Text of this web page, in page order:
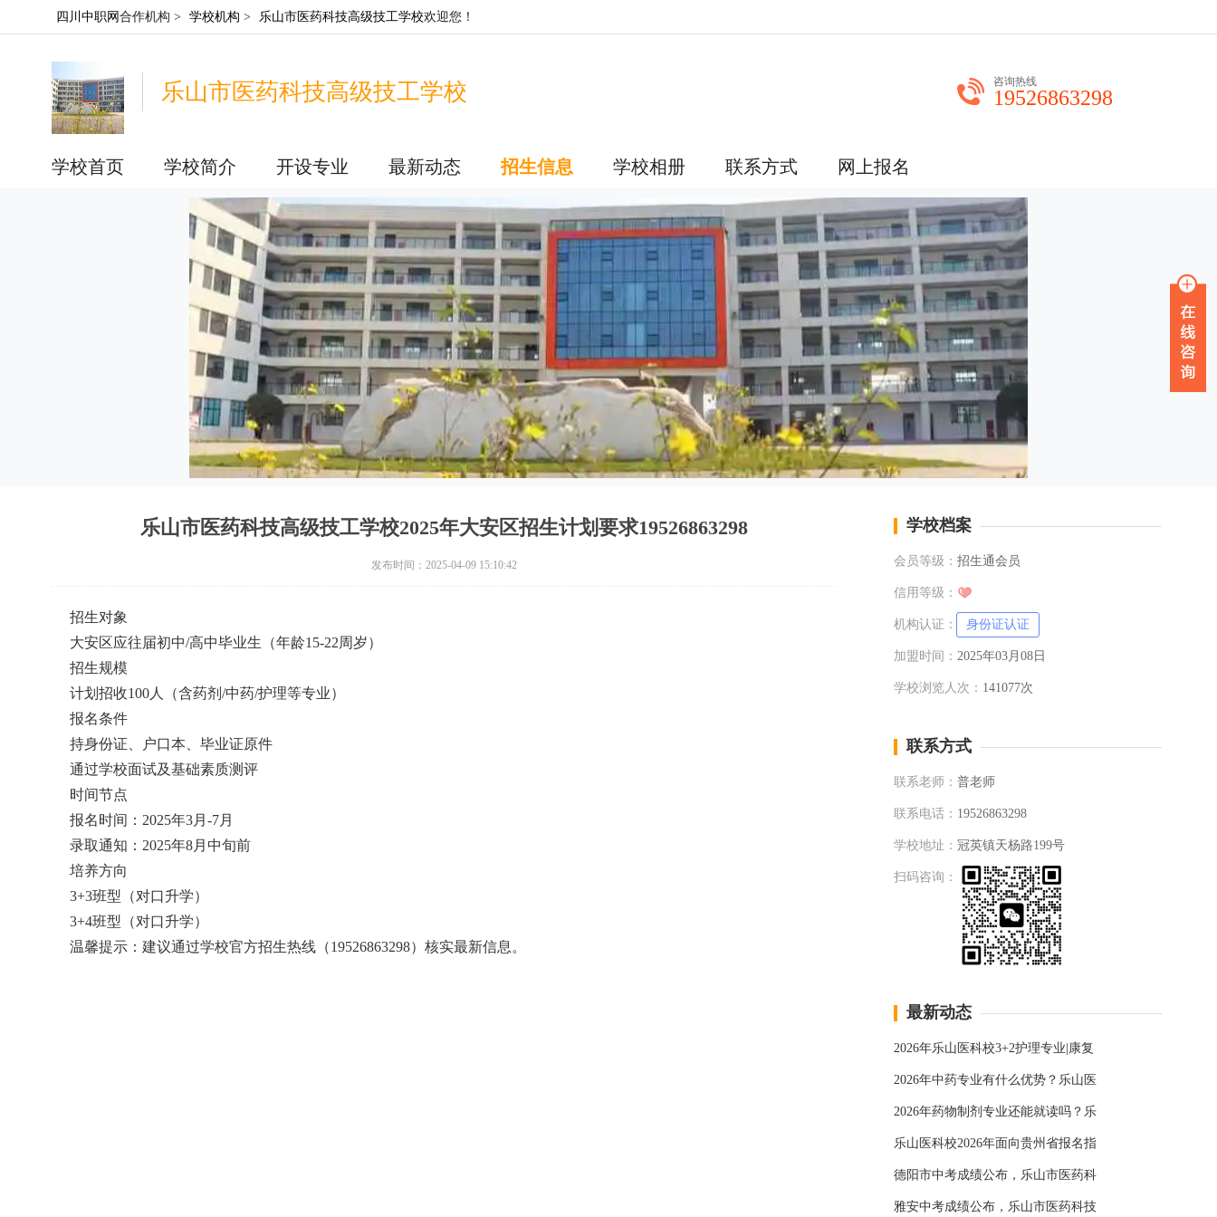
四川中职网 合作机构 > 学校机构 > 乐山市医药科技高级技工学校欢迎您！
乐山市医药科技高级技工学校 咨询热线
19526863298
学校首页 学校简介 开设专业 最新动态 招生信息 学校相册 联系方式 网上报名
乐山市医药科技高级技工学校2025年大安区招生计划要求19526863298
发布时间：2025-04-09 15:10:42
招生对象
大安区应往届初中/高中毕业生（年龄15-22周岁）
招生规模
计划招收100人（含药剂/中药/护理等专业）
报名条件
持身份证、户口本、毕业证原件
通过学校面试及基础素质测评
时间节点
报名时间：2025年3月-7月
录取通知：2025年8月中旬前
培养方向
3+3班型（对口升学）
3+4班型（对口升学）
温馨提示：建议通过学校官方招生热线（19526863298）核实最新信息。
学校档案
会员等级： 招生通会员
信用等级：
机构认证： 身份证认证
加盟时间： 2025年03月08日
学校浏览人次： 141077次
联系方式
联系老师： 普老师
联系电话： 19526863298
学校地址： 冠英镇天杨路199号
扫码咨询：
最新动态
2026年乐山医科校3+2护理专业|康复
2026年中药专业有什么优势？乐山医
2026年药物制剂专业还能就读吗？乐
乐山医科校2026年面向贵州省报名指
德阳市中考成绩公布，乐山市医药科
雅安中考成绩公布，乐山市医药科技